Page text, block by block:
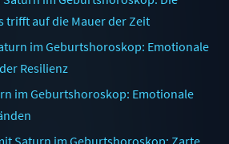
trifft auf die Mauer der Zeit
im Geburtshoroskop: Emotionale
Resilienz
im Geburtshoroskop: Emotionale
Saturn im Geburtshoroskop: Zarte